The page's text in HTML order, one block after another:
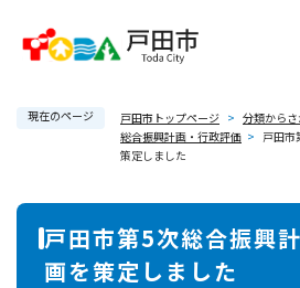
現在のページ 戸田市トップページ > 分類からさ
総合振興計画・行政評価 > 戸田市
策定しました
本
戸田市第5次総合振興
画を策定しました